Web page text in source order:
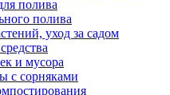
полива
полива
уход за садом
и мусора
с сорняками